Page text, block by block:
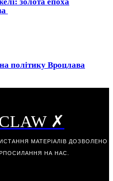
політику Вроцлава
✗
МАТЕРІАЛІВ ДОЗВОЛЕНО
НА НАС.